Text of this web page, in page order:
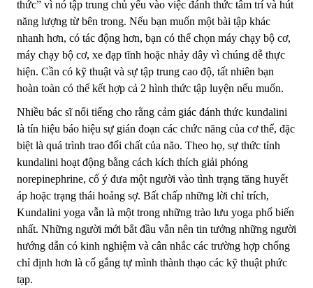
thức” vì nó tập trung chủ yếu vào việc đánh thức tâm trí và hút
năng lượng từ bên trong. Nếu bạn muốn một bài tập khác
nhanh hơn, có tác động hơn, bạn có thể chọn máy chạy bộ cơ,
máy chạy bộ cơ, xe đạp tĩnh hoặc nhảy dây vì chúng dễ thực
hiện. Cần có kỹ thuật và sự tập trung cao độ, tất nhiên bạn
hoàn toàn có thể kết hợp cả 2 hình thức tập luyện nếu muốn.
Nhiều bác sĩ nổi tiếng cho rằng cảm giác đánh thức kundalini
là tín hiệu báo hiệu sự gián đoạn các chức năng của cơ thể, đặc
biệt là quá trình trao đổi chất của não. Theo họ, sự thức tỉnh
kundalini hoạt động bằng cách kích thích giải phóng
norepinephrine, cố ý đưa một người vào tình trạng tăng huyết
áp hoặc trạng thái hoảng sợ. Bất chấp những lời chỉ trích,
Kundalini yoga vẫn là một trong những trào lưu yoga phổ biến
nhất. Những người mới bắt đầu vẫn nên tin tưởng những người
hướng dẫn có kinh nghiệm và cân nhắc các trường hợp chống
chỉ định hơn là cố gắng tự mình thành thạo các kỹ thuật phức
tạp.